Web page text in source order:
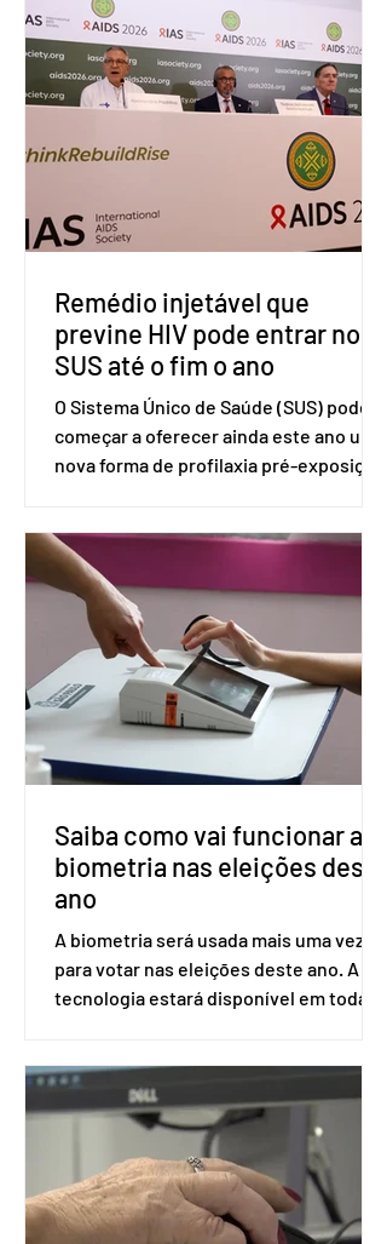
(OMC), contestando duas medidas
tarifárias adotadas pelo país norte-
americano com base na Seção 301 da
Lei de Comércio de 1974. Segundo nota
divulgada pelo Ministério das Relações
Exteriores, o Brasil considera que as
incompatíveis com as obrigações
assumidas pelos Estados Unid
Remédio injetável que
previne HIV pode entrar no
SUS até o fim o ano
O Sistema Único de Saúde (SUS) pode
começar a oferecer ainda este ano uma
nova forma de profilaxia pré-exposição
medicamento carbotegravir, que
impede a replicação do vírus de forma
prolongada e pode ser tomado a cada
dois meses. O pedido de inclusão vai
ser encaminhado pelo Ministério da
Saúde à Comissão Nacional de
Incorporação de Novas Tecnologias no
SUS (Conitec) na semana que vem. A
Conitec é um colegiado
Saiba como vai funcionar a
biometria nas eleições deste
ano
A biometria será usada mais uma vez
para votar nas eleições deste ano. A
tecnologia estará disponível em todas
Apesar da requisição, a biometria não é
obrigatória para exercer o direito ao
voto. Se o título estiver regular, o
eleitor pode votar mesmo sem ter
realizado esse cadastro. Neste caso,
será exigido o documento de